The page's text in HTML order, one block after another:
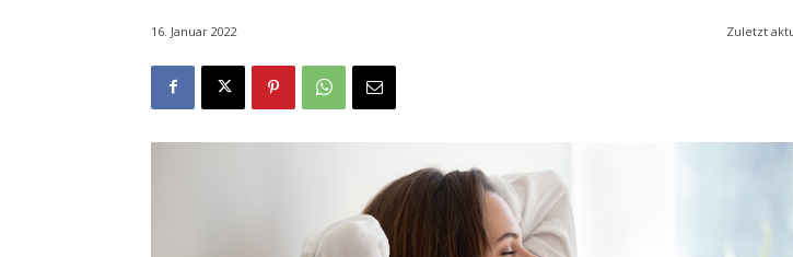
16. Januar 2022 Zuletzt